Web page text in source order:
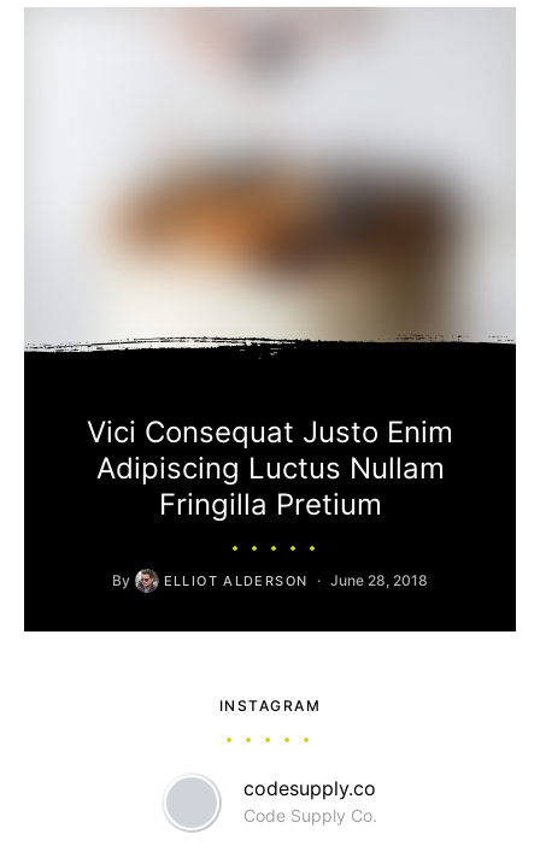
Vici Consequat Justo Enim
Adipiscing Luctus Nullam
Fringilla Pretium
By ELLIOT ALDERSON June 28, 2018
INSTAGRAM
codesupply.co
Code Supply Co.